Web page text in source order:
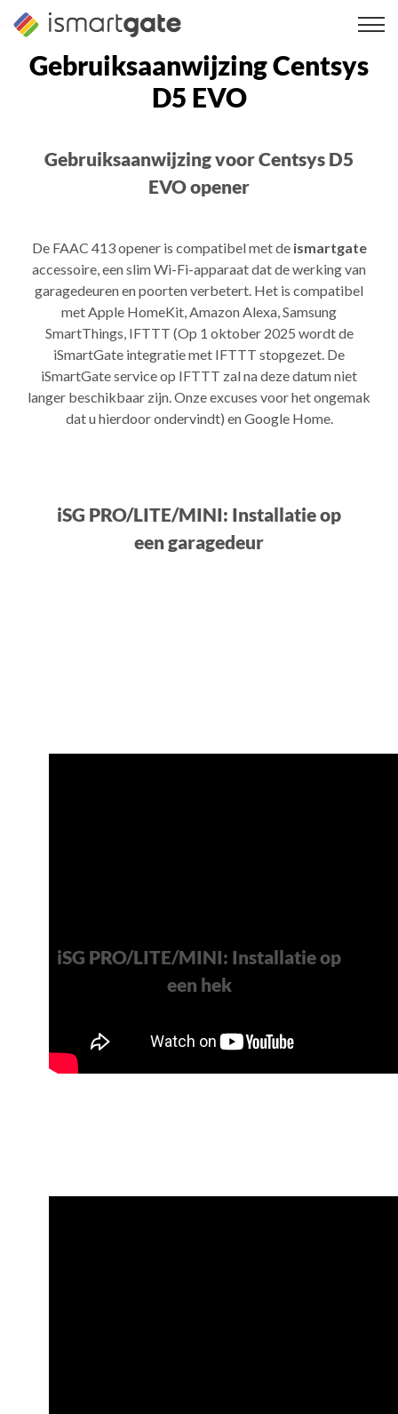
Overslaan
naar
inhoudGebruiksaanwijzing Centsys
D5 EVO
Gebruiksaanwijzing voor Centsys D5
EVO opener
De FAAC 413 opener is compatibel met de ismartgate
accessoire, een slim Wi-Fi-apparaat dat de werking van
garagedeuren en poorten verbetert. Het is compatibel
met Apple HomeKit, Amazon Alexa, Samsung
SmartThings, IFTTT (Op 1 oktober 2025 wordt de
iSmartGate integratie met IFTTT stopgezet. De
iSmartGate service op IFTTT zal na deze datum niet
langer beschikbaar zijn. Onze excuses voor het ongemak
dat u hierdoor ondervindt) en Google Home.
iSG PRO/LITE/MINI: Installatie op
een garagedeur
iSG PRO/LITE/MINI: Installatie op
een hek